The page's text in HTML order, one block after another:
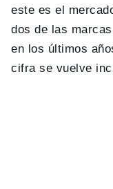
este es el
dos de las
en los últimos
cifra se vuelve